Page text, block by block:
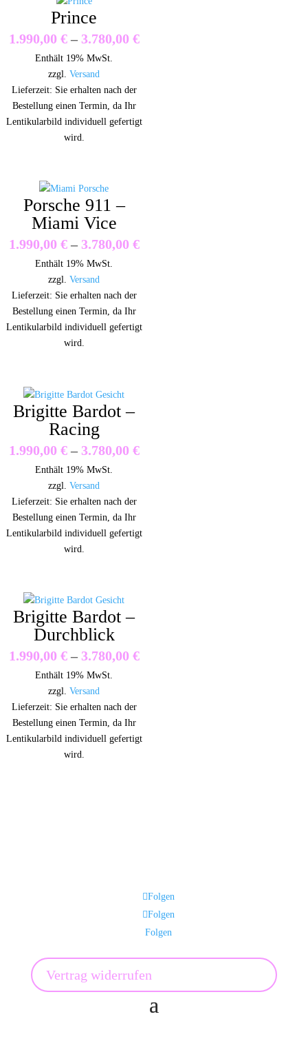
Prince
1.990,00 € – 3.780,00 €Preisspanne:
Enthält 19% MwSt.
zzgl.Versand
Lieferzeit: Sie erhalten nach der
Bestellung einen Termin, da Ihr
Lentikularbild individuell gefertigt
wird.
Porsche 911 –
Miami Vice
1.990,00 € – 3.780,00 €Preisspanne:
Enthält 19% MwSt.
zzgl.Versand
Lieferzeit: Sie erhalten nach der
Bestellung einen Termin, da Ihr
Lentikularbild individuell gefertigt
wird.
Brigitte Bardot –
Racing
1.990,00 € – 3.780,00 €Preisspanne:
Enthält 19% MwSt.
zzgl.Versand
Lieferzeit: Sie erhalten nach der
Bestellung einen Termin, da Ihr
Lentikularbild individuell gefertigt
wird.
Brigitte Bardot –
Durchblick
1.990,00 € – 3.780,00 €Preisspanne:
Enthält 19% MwSt.
zzgl.Versand
Lieferzeit: Sie erhalten nach der
Bestellung einen Termin, da Ihr
Lentikularbild individuell gefertigt
wird.
Folgen
Folgen
Folgen
Vertrag widerrufen